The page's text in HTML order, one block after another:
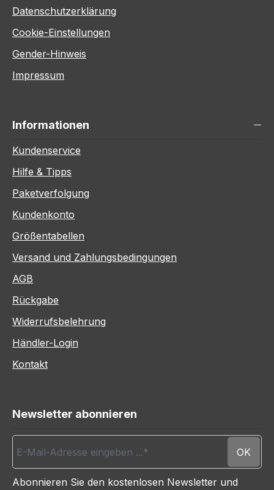
Datenschutzerklärung
Cookie-Einstellungen
Gender-Hinweis
Impressum
Informationen
Kundenservice
Hilfe & Tipps
Paketverfolgung
Kundenkonto
Größentabellen
Versand und Zahlungsbedingungen
AGB
Rückgabe
Widerrufsbelehrung
Händler-Login
Kontakt
Newsletter abonnieren
OK
Abonnieren Sie den kostenlosen Newsletter und